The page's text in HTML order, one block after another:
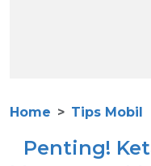
Home Tips Mobil
Penting!